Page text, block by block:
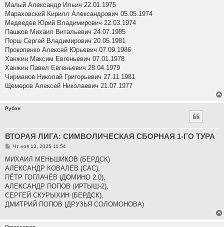
Малый Александр Ильич 22.01.1975
Мараховский Кирилл Александрович 05.05.1974
Медведев Юрий Владимирович 22.03.1974
Пашков Михаил Витальевич 24.07.1985
Порш Сергей Владимирович 20.05.1981
Прокопенко Алексей Юрьевич 07.09.1986
Ханжин Максим Евгеньевич 07.01.1978
Ханжин Павел Евгеньевич 28.04.1979
Чирманов Николай Григорьевич 27.11.1981
Щемеров Алексей Николаевич 21.07.1977
Рубан
ВТОРАЯ ЛИГА: СИМВОЛИЧЕСКАЯ СБОРНАЯ 1-ГО ТУРА
С
о
щ
е
и
е
Чт ноя 13, 2025 11:54
МИХАИЛ МЕНЬШИКОВ (БЕРДСК)
АЛЕКСАНДР КОВАЛЁВ (САС),
ПЁТР ГОГЛАЧЁВ (ДОМИНО 2.0),
АЛЕКСАНДР ПОПОВ (ИРТЫШ-2),
СЕРГЕЙ СКУРЫХИН (БЕРДСК),
ДМИТРИЙ ПОПОВ (ДРУЗЬЯ СОЛОМОНОВА)